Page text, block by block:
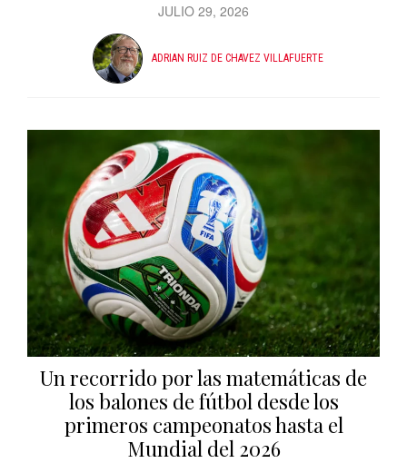
JULIO 29, 2026
ADRIAN RUIZ DE CHAVEZ VILLAFUERTE
Un recorrido por las matemáticas de
los balones de fútbol desde los
primeros campeonatos hasta el
Mundial del 2026